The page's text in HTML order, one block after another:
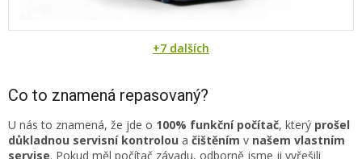
+7 dalších
Co to znamená repasovaný?
U nás to znamená, že jde o 100% funkční počítač, který prošel
důkladnou servisní kontrolou a čištěním v našem vlastním
servise. Pokud měl počítač závadu, odborně jsme ji vyřešili